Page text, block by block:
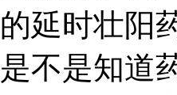
的延时壮阳
是不是知道